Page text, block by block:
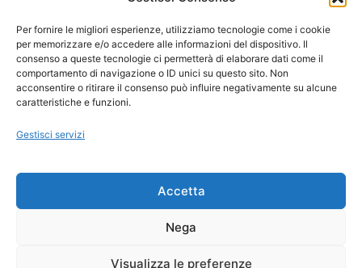
Per fornire le migliori esperienze, utilizziamo tecnologie come i cookie
per memorizzare e/o accedere alle informazioni del dispositivo. Il
consenso a queste tecnologie ci permetterà di elaborare dati come il
comportamento di navigazione o ID unici su questo sito. Non
acconsentire o ritirare il consenso può influire negativamente su alcune
caratteristiche e funzioni.
Gestisci servizi
Accetta
Nega
Visualizza le preferenze
Ora Esatta in Italia in questo momento
Ti Senti Strano Ultimamente? Potrebbe Essere per
la Risonanza di Schumann
Come Sapere Se Stai Ascendendo alla Quinta
Copyright 2026 NotiziePlus.com
📰 Contenuto Umano Verificato
Privacy Coockie
Pubblicità